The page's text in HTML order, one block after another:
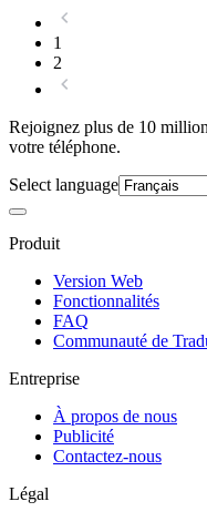
1
2
Rejoignez plus de 10
votre téléphone.
Select language
Produit
Version Web
Fonctionnalités
FAQ
Communauté de
Entreprise
À propos de nous
Publicité
Contactez-nous
Légal